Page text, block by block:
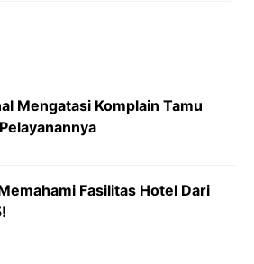
Mengatasi Komplain Tamu
Fasilitas Hotel Dari